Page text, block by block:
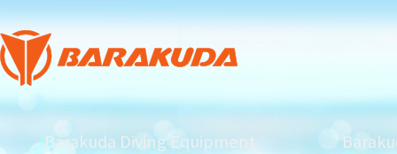
Barakuda Diving Equipment